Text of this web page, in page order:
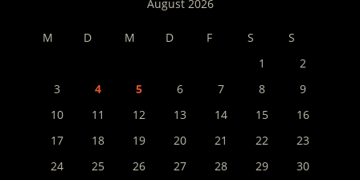
August 2026
M D M D F S
S
1
2
3
4 5 6 7 8
9
10
11 12 13 14 15
16
17
18 19 20 21 22
23
24
25 26 27 28 29
30